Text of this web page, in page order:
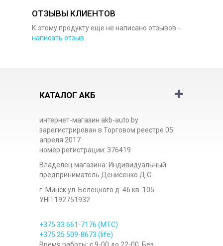
ОТЗЫВЫ КЛИЕНТОВ
К этому продукту еще не написано отзывов -
написать отзыв.
КАТАЛОГ АКБ
интернет-магазин akb-auto.by
зарегистрирован в Торговом реестре 05
апреля 2017
номер регистрации: 376419
Владелец магазина: Индивидуальный
предприниматель Денисенко Д.С.
г. Минск ул. Белецкого д. 46 кв. 105
УНП 192751932
+375 33 661-7176 (МТС)
+375 25 509-8673 (life)